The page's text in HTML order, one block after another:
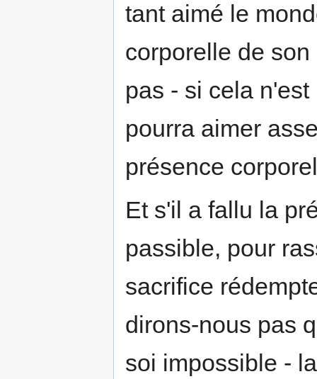
tant aimé le
corporelle de
pas - si cela
pourra aimer
présence
Et s'il a fallu la
passible, pour
sacrifice
dirons-nous pas
soi impossible -